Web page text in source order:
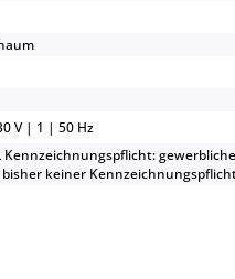
V | 1 | 50 Hz
Kennzeichnungspflicht:
keiner